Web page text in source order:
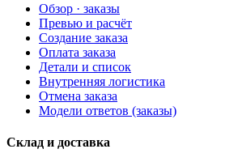
Обзор · заказы
Превью и расчёт
Создание заказа
Оплата заказа
Детали и список
Внутренняя логистика
Отмена заказа
Модели ответов (заказы)
Склад и доставка